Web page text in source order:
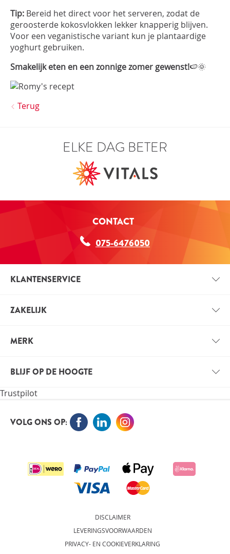
Tip: Bereid het direct voor het serveren, zodat de
geroosterde kokosvlokken lekker knapperig blijven.
Voor een veganistische variant kun je plantaardige
yoghurt gebruiken.
Smakelijk eten en een zonnige zomer gewenst!🍉🌞
Terug
ELKE DAG BETER
CONTACT
075-6476050
KLANTENSERVICE
VERZENDINFORMATIE
ZAKELIJK
VACATURES
MERK
ORTHOKENNIS
BLIJF OP DE HOOGTE
MELD JE NU AAN VOOR DE NIEUWSBRIEF EN BLIJF OP
AANMELDEN
Trustpilot
VOLG ONS OP:
DISCLAIMER
LEVERINGSVOORWAARDEN
PRIVACY- EN COOKIEVERKLARING